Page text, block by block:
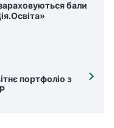
бали
портфоліо з